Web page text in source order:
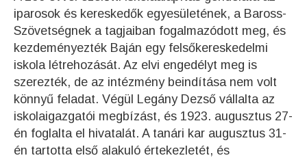
iparosok és kereskedők egyesületének, a Baross-
Szövetségnek a tagjaiban fogalmazódott meg, és
kezdeményezték Baján egy felsőkereskedelmi
iskola létrehozását. Az elvi engedélyt meg is
szerezték, de az intézmény beindítása nem volt
könnyű feladat. Végül Legány Dezső vállalta az
iskolaigazgatói megbízást, és 1923. augusztus 27-
én foglalta el hivatalát. A tanári kar augusztus 31-
én tartotta első alakuló értekezletét, és